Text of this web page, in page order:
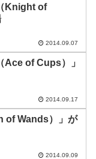
Knight of
2014.09.07
Ace of Cups）」
2014.09.17
of Wands）」が
2014.09.09